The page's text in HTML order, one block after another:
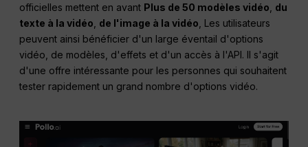
officielles mettent en avant Plus de 50 modèles vidéo du
texte à la vidéo de l'image à la vidéo , Les utilisateurs
peuvent ainsi bénéficier d'un large éventail d'options
vidéo, de modèles, d'effets et d'un accès à l'API. Il s'agit
d'une offre intéressante pour les personnes qui souhaitent
tester rapidement un grand nombre d'options vidéo.